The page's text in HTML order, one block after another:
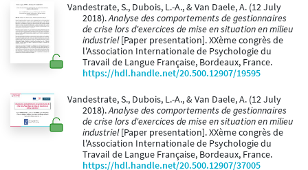
Vandestrate, S., Dubois, L.-A., & Van Daele, A. (12 July
2018).Analyse des comportements de gestionnaires
de crise lors d'exercices de mise en situation en milieu
industriel[Paper presentation]. XXème congrès de
l'Association Internationale de Psychologie du
Travail de Langue Française, Bordeaux, France.
https://hdl.handle.net/20.500.12907/19595
Vandestrate, S., Dubois, L.-A., & Van Daele, A. (12 July
2018).Analyse des comportements de gestionnaires
de crise lors d'exercices de mise en situation en milieu
industriel[Paper presentation]. XXème congrès de
l'Association Internationale de Psychologie du
Travail de Langue Française, Bordeaux, France.
https://hdl.handle.net/20.500.12907/37005